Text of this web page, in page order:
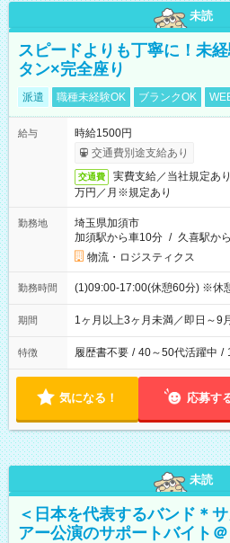
未読
スピードよりも丁寧に！未
タン×完全座り
派遣 職種未経験OK ブランクOK
給与
時給1500円
交通費別途支給あり
交通費
実費支給／当社規定あ
万円／月※規定あり
勤務地
埼玉県加須市
加須駅から車10分 / 久喜駅か
物流・ロジスティクス
勤務時間 (1)09:00-17:00(休憩60分) ※休
期間 1ヶ月以上3ヶ月未満／即日～9
特徴 履歴書不要 / 40～50代活躍中 /
気になる！ 応募す
未読
＜日本を代表するバンド＊
アー公演のサポートバイト